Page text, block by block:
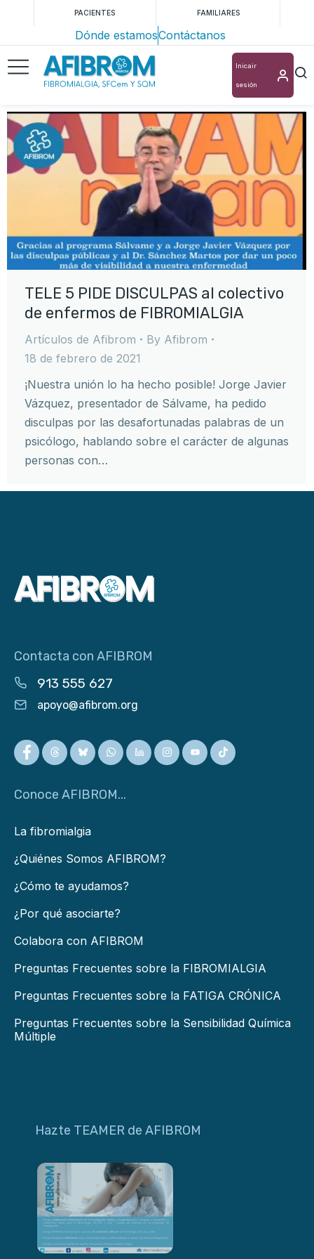
PACIENTES FAMILIARES
Dónde estamosContáctanos
Inicair
sesión
TELE 5 PIDE DISCULPAS al colectivo
de enfermos de FIBROMIALGIA
Artículos de Afibrom By Afibrom
18 de febrero de 2021
¡Nuestra unión lo ha hecho posible! Jorge Javier
Vázquez, presentador de Sálvame, ha pedido
disculpas por las desafortunadas palabras de un
psicólogo, hablando sobre el carácter de algunas
personas con…
Contacta con AFIBROM
913 555 627
apoyo@afibrom.org
Conoce AFIBROM...
La fibromialgia
¿Quiénes Somos AFIBROM?
¿Cómo te ayudamos?
¿Por qué asociarte?
Colabora con AFIBROM
Preguntas Frecuentes sobre la FIBROMIALGIA
Preguntas Frecuentes sobre la FATIGA CRÓNICA
Preguntas Frecuentes sobre la Sensibilidad Química
Múltiple
Hazte TEAMER de AFIBROM